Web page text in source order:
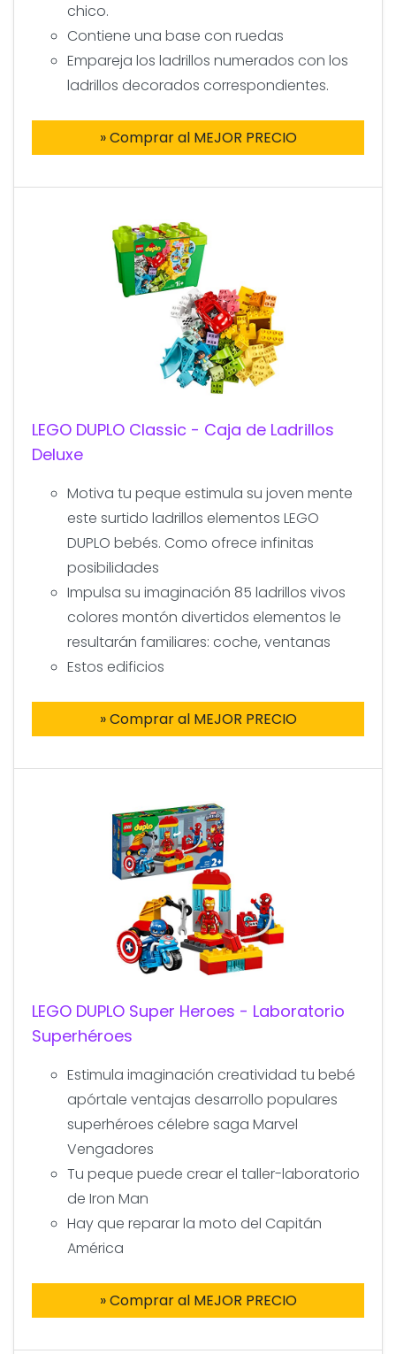
chico.
Contiene una base con ruedas
Empareja los ladrillos numerados con los
ladrillos decorados correspondientes.
» Comprar al MEJOR PRECIO
LEGO DUPLO Classic - Caja de Ladrillos
Deluxe
Motiva tu peque estimula su joven mente
este surtido ladrillos elementos LEGO
DUPLO bebés. Como ofrece infinitas
posibilidades
Impulsa su imaginación 85 ladrillos vivos
colores montón divertidos elementos le
resultarán familiares: coche, ventanas
Estos edificios
» Comprar al MEJOR PRECIO
LEGO DUPLO Super Heroes - Laboratorio
Superhéroes
Estimula imaginación creatividad tu bebé
apórtale ventajas desarrollo populares
superhéroes célebre saga Marvel
Vengadores
Tu peque puede crear el taller-laboratorio
de Iron Man
Hay que reparar la moto del Capitán
América
» Comprar al MEJOR PRECIO